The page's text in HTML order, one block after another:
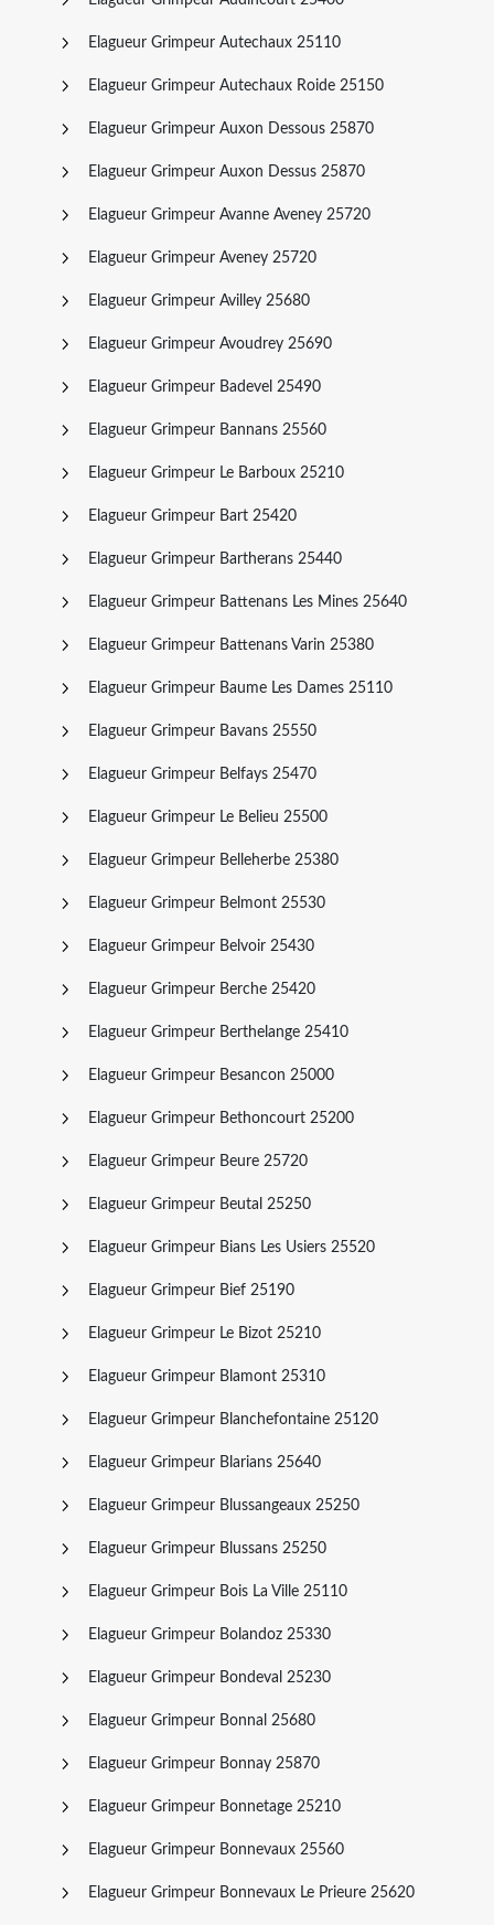
Elagueur Grimpeur Autechaux 25110
Elagueur Grimpeur Autechaux Roide 25150
Elagueur Grimpeur Auxon Dessous 25870
Elagueur Grimpeur Auxon Dessus 25870
Elagueur Grimpeur Avanne Aveney 25720
Elagueur Grimpeur Aveney 25720
Elagueur Grimpeur Avilley 25680
Elagueur Grimpeur Avoudrey 25690
Elagueur Grimpeur Badevel 25490
Elagueur Grimpeur Bannans 25560
Elagueur Grimpeur Le Barboux 25210
Elagueur Grimpeur Bart 25420
Elagueur Grimpeur Bartherans 25440
Elagueur Grimpeur Battenans Les Mines 25640
Elagueur Grimpeur Battenans Varin 25380
Elagueur Grimpeur Baume Les Dames 25110
Elagueur Grimpeur Bavans 25550
Elagueur Grimpeur Belfays 25470
Elagueur Grimpeur Le Belieu 25500
Elagueur Grimpeur Belleherbe 25380
Elagueur Grimpeur Belmont 25530
Elagueur Grimpeur Belvoir 25430
Elagueur Grimpeur Berche 25420
Elagueur Grimpeur Berthelange 25410
Elagueur Grimpeur Besancon 25000
Elagueur Grimpeur Bethoncourt 25200
Elagueur Grimpeur Beure 25720
Elagueur Grimpeur Beutal 25250
Elagueur Grimpeur Bians Les Usiers 25520
Elagueur Grimpeur Bief 25190
Elagueur Grimpeur Le Bizot 25210
Elagueur Grimpeur Blamont 25310
Elagueur Grimpeur Blanchefontaine 25120
Elagueur Grimpeur Blarians 25640
Elagueur Grimpeur Blussangeaux 25250
Elagueur Grimpeur Blussans 25250
Elagueur Grimpeur Bois La Ville 25110
Elagueur Grimpeur Bolandoz 25330
Elagueur Grimpeur Bondeval 25230
Elagueur Grimpeur Bonnal 25680
Elagueur Grimpeur Bonnay 25870
Elagueur Grimpeur Bonnetage 25210
Elagueur Grimpeur Bonnevaux 25560
Elagueur Grimpeur Bonnevaux Le Prieure 25620